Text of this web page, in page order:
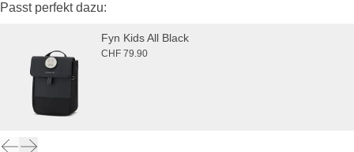
Passt perfekt dazu:
Fyn Kids All Black
CHF 79.90